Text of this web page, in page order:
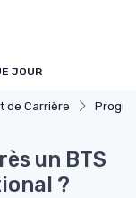
JOUR
de Carrière
un BTS
?